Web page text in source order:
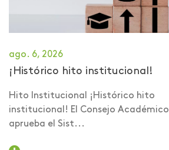
ago. 6, 2026
¡Histórico hito institucional!
Hito Institucional ¡Histórico hito
institucional! El Consejo Académico
aprueba el Sist...